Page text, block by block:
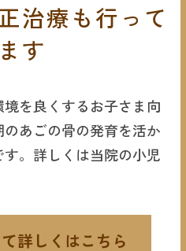
治療も行って
す
を良くするお子さま向
あごの骨の発育を活か
。詳しくは当院の小児
詳しくはこちら